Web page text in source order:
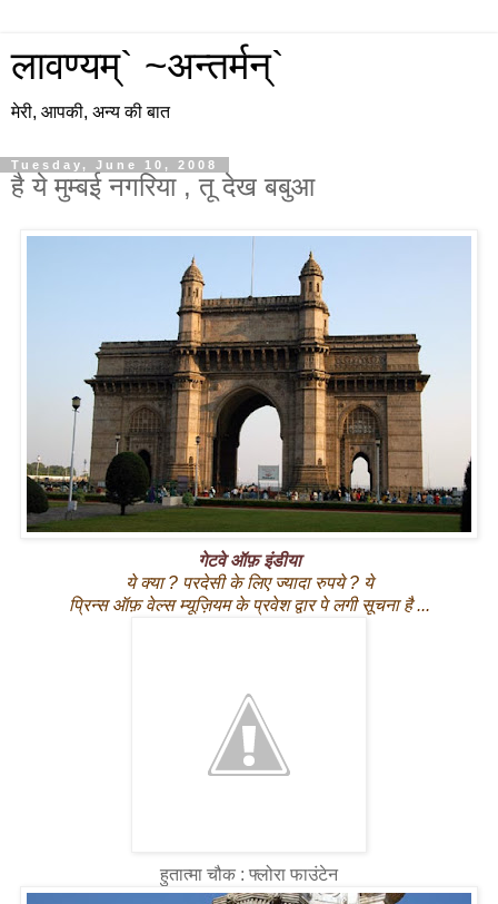
लावण्यम्` ~अन्तर्मन्`
मेरी, आपकी, अन्य की बात
Tuesday, June 10, 2008
है ये मुम्बई नगरिया , तू देख बबुआ
गेटवे ऑफ़ इंडीया
ये क्या ? परदेसी के लिए ज्यादा रुपये ? ये
प्रिन्स ऑफ़ वेल्स म्यूज़ियम के प्रवेश द्वार पे लगी सूचना है ...
हुतात्मा चौक : फ्लोरा फाउंटेन